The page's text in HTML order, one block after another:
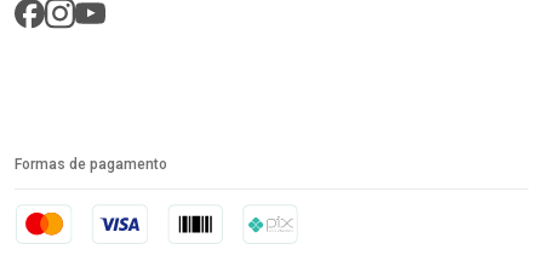
Formas de pagamento